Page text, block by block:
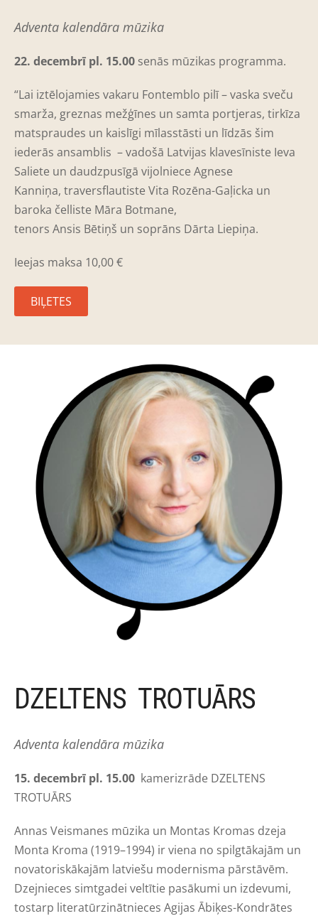
Adventa kalendāra mūzika
22. decembrī pl. 15.00 senās mūzikas programma.
“Lai iztēlojamies vakaru Fontemblo pilī – vaska sveču
smarža, greznas mežģīnes un samta portjeras, tirkīza
matspraudes un kaislīgi mīlasstāsti un līdzās šim
iederās ansamblis –vadošā Latvijas klavesīniste Ieva
Saliete un daudzpusīgā vijolniece Agnese
Kanniņa, traversflautiste Vita Rozēna-Gaļicka un
baroka čelliste Māra Botmane,
tenors Ansis Bētiņš un soprāns Dārta Liepiņa.
Ieejas maksa 10,00€
BIĻETES
DZELTENS TROTUĀRS
Adventa kalendāra mūzika
15. decembrī pl. 15.00 kamerizrāde DZELTENS
TROTUĀRS
Annas Veismanes mūzika un Montas Kromas dzeja
Monta Kroma (1919–1994) ir viena no spilgtākajām un
novatoriskākajām latviešu modernisma pārstāvēm.
Dzejnieces simtgadei veltītie pasākumi un izdevumi,
tostarp literatūrzinātnieces Agijas Ābiķes-Kondrātes